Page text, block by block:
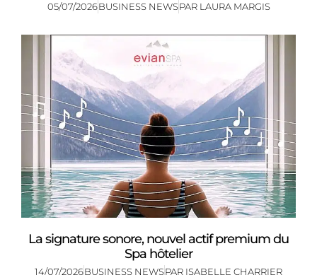
05/07/2026BUSINESS NEWSPAR LAURA MARGIS
La signature sonore, nouvel actif premium du
Spa hôtelier
14/07/2026BUSINESS NEWSPAR ISABELLE CHARRIER